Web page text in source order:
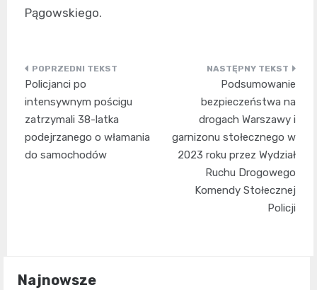
Pągowskiego.
Nawigacja
wpisu
Policjanci po
intensywnym pościgu
zatrzymali 38-latka
podejrzanego o włamania
do samochodów
Podsumowanie
bezpieczeństwa na
drogach Warszawy i
garnizonu stołecznego w
2023 roku przez Wydział
Ruchu Drogowego
Komendy Stołecznej
Policji
Najnowsze